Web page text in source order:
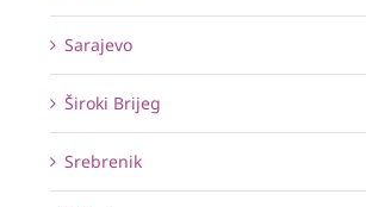
Sarajevo
Široki Brijeg
Srebrenik